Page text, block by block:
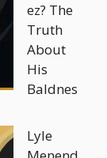
ez? The
Truth
About
His
Baldnes
Lyle